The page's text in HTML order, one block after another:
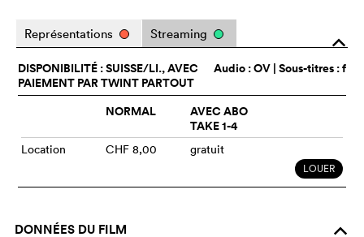
o
Représentations Streaming
Audio :OV | Sous-titres : f
DISPONIBILITÉ : SUISSE/LI., AVEC
PAIEMENT PAR TWINT PARTOUT
NORMAL
AVEC ABO
TAKE 1-4
Location CHF 8,00 gratuit
LOUER
DONNÉES DU FILM o